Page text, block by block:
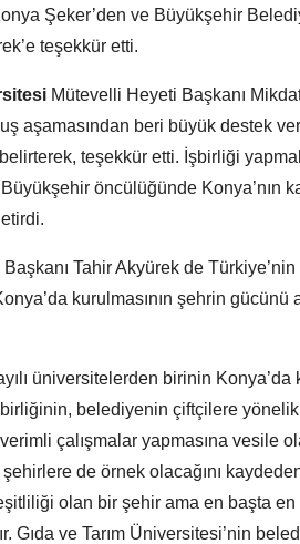
Şeker’den ve Büyükşehir
teşekkür etti.
Mütevelli Heyeti Başkanı
aşamasından beri büyük destek
teşekkür etti. İşbirliği
Büyükşehir öncülüğünde Konya’nın
Tahir Akyürek de Türkiye’nin
kurulmasının şehrin gücünü
üniversitelerden birinin Konya’da
belediyenin çiftçilere
çalışmalar yapmasına vesile
de örnek olacağını
olan bir şehir ama en başta en
Gıda ve Tarım Üniversitesi’nin